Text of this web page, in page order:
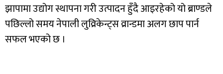
झापामा उद्योग स्थापना गरी उत्पादन हुँदै आइरहेको यो ब्राण्डले
पछिल्लो समय नेपाली लुव्रिकेन्ट्स व्रान्डमा अलग छाप पार्न
सफल भएको छ ।